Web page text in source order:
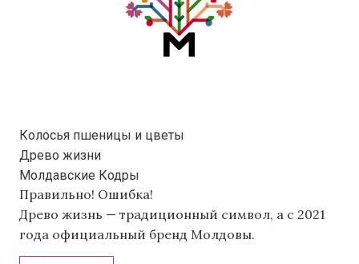
Колосья пшеницы и цветы
Древо жизни
Молдавские Кодры
Правильно! Ошибка!
Древо жизнь — традиционный символ, а с 2021
года официальный бренд Молдовы.